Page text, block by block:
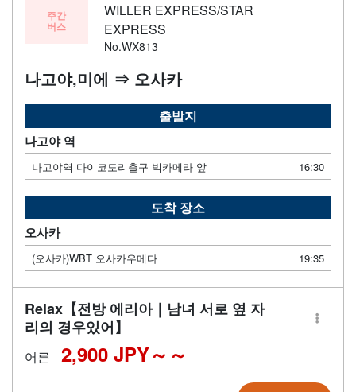
주간
버스
WILLER EXPRESS/STAR
EXPRESS
No.WX813
나고야,미에 ⇒ 오사카
출발지
나고야 역
나고야역 다이코도리출구 빅카메라 앞 16:30
도착 장소
오사카
(오사카)WBT 오사카우메다 19:35
Relax【전방 에리아｜남녀 서로 옆 자
리의 경우있어】
어른 2,900 JPY～